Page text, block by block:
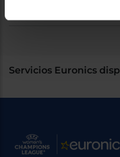
Servicios Euronics